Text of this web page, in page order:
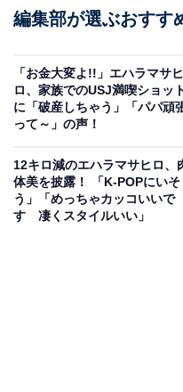
編集部が選ぶおすす
「お金大変よ!!」エハラマサヒ
ロ、家族でのUSJ満喫ショッ
に「破産しちゃう」「パパ頑
って～」の声！
12キロ減のエハラマサヒロ、
体美を披露！ 「K-POPにいそ
う」「めっちゃカッコいいで
す 凄くスタイルいい」